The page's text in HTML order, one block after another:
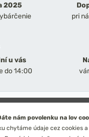
2025
pri
u vás
do 14:00
Obchodné podmienky
Ochrana osobných údajov
nám povolenku na lov
chytáme údaje cez cookies